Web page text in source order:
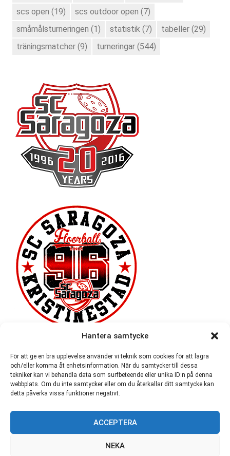
Hantera samtycke
För att ge en bra upplevelse använder vi teknik som cookies för att lagra
och/eller komma åt enhetsinformation. När du samtycker till dessa
tekniker kan vi behandla data som surfbeteende eller unika ID:n på denna
webbplats. Om du inte samtycker eller om du återkallar ditt samtycke kan
detta påverka vissa funktioner negativt.
ACCEPTERA
NEKA
scs open (19) scs outdoor open (7)
småmålsturneringen (1) statistik (7) tabeller (29)
träningsmatcher (9) turneringar (544)